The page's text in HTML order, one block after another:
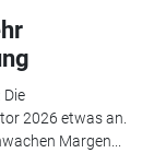
2026 etwas an.
Margen...